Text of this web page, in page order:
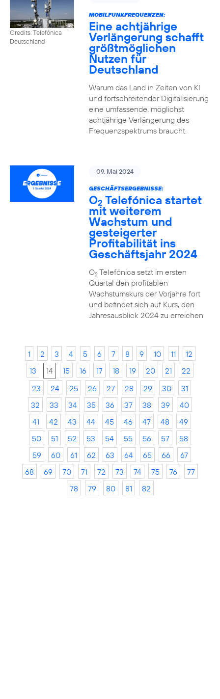
Credits: Telefónica
Deutschland
MOBILFUNKFREQUENZEN:
Eine achtjährige
Verlängerung schafft
größtmöglichen
Nutzen für
Deutschland
Warum das Land in Zeiten von KI
und fortschreitender Digitalisierung
eine umfassende, möglichst
achtjährige Verlängerung des
Frequenzspektrums braucht.
09. Mai 2024
GESCHÄFTSERGEBNISSE:
O2 Telefónica startet
mit weiterem
Wachstum und
gesteigerter
Profitabilität ins
Geschäftsjahr 2024
O2Telefónica setzt im ersten
Quartal den profitablen
Wachstumskurs der Vorjahre fort
und befindet sich auf Kurs, den
Jahresausblick 2024 zu erreichen
1 2 3 4 5 6 7 8 9 10 11
12
13
14 15 16 17 18 19 20 21
22
23
24 25 26 27 28 29 30
31
32
33 34 35 36 37 38 39
40
41
42 43 44 45 46 47 48
49
50
51 52 53 54 55 56 57
58
59
60 61 62 63 64 65 66
67
68
69 70 71 72 73 74 75 76
77
78
79 80 81 82